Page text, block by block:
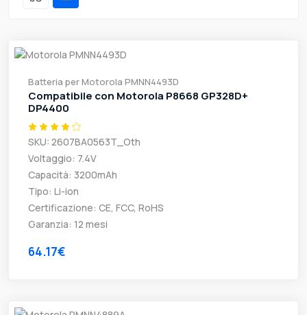
Batteria per Motorola PMNN4493D
Compatibile con Motorola P8668 GP328D+
DP4400
SKU: 2607BA0563T_Oth
Voltaggio: 7.4V
Capacità: 3200mAh
Tipo: Li-ion
Certificazione: CE, FCC, RoHS
Garanzia: 12 mesi
64.17€